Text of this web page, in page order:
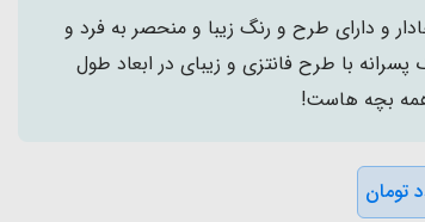
و دارای طرح و رنگ زيبا و منحصر به فرد و
با طرح فانتزی و زیبای در ابعاد طول
تومان